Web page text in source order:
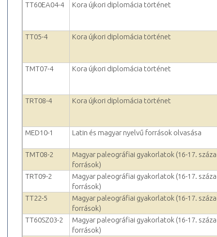
TT60EA04-4 Kora újkori diplomácia történet
TT05-4 Kora újkori diplomácia történet
TMT07-4 Kora újkori diplomácia történet
TRT08-4 Kora újkori diplomácia történet
MED10-1 Latin és magyar nyelvű források olvasása
TMT08-2
Magyar paleográfiai gyakorlatok (16-17.
források)
TRT09-2
Magyar paleográfiai gyakorlatok (16-17.
források)
TT22-5
Magyar paleográfiai gyakorlatok (16-17.
források)
TT60SZ03-2
Magyar paleográfiai gyakorlatok (16-17.
források)